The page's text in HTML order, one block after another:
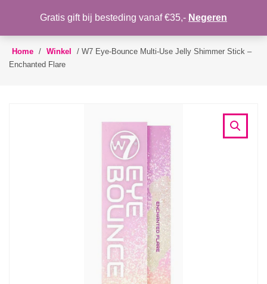
Toggle
WENSLIJST
Home / Winkel / W7 Eye-Bounce Multi-Use Jelly Shimmer Stick –
Enchanted Flare
Gratis gift bij besteding vanaf €35,- Negeren